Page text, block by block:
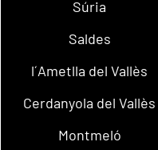
Súria
Saldes
l´Ametlla del Vallès
Cerdanyola del Vallès
Montmeló